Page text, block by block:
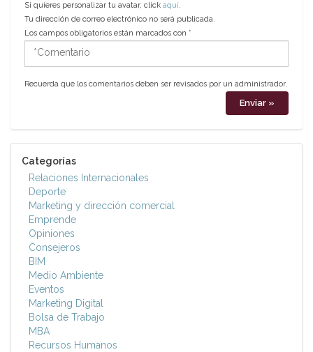
Si quieres personalizar tu avatar, click aquí.
Tu dirección de correo electrónico no será publicada.
Los campos obligatorios están marcados con *
*Comentario
Recuerda que los comentarios deben ser revisados por un administrador.
Categorías
Relaciones Internacionales
Deporte
Marketing y dirección comercial
Emprende
Opiniones
Consejeros
BIM
Medio Ambiente
Eventos
Marketing Digital
Bolsa de Trabajo
MBA
Recursos Humanos